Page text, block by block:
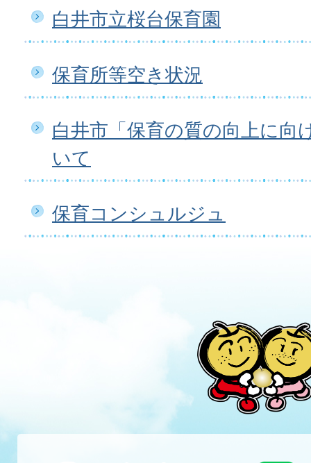
白井市立桜台保育園
保育所等空き状況
白井市「保育の質の向上に向
いて
保育コンシュルジュ